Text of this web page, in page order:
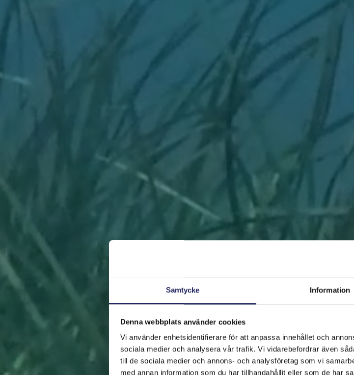
Samtycke Information
Denna webbplats använder cookies
Vi använder enhetsidentifierare för att anpassa innehållet och
sociala medier och analysera vår trafik. Vi vidarebefordrar även
till de sociala medier och annons- och analysföretag som vi
med annan information som du har tillhandahållit eller som de har
FRAMSIDAN HJÄLP